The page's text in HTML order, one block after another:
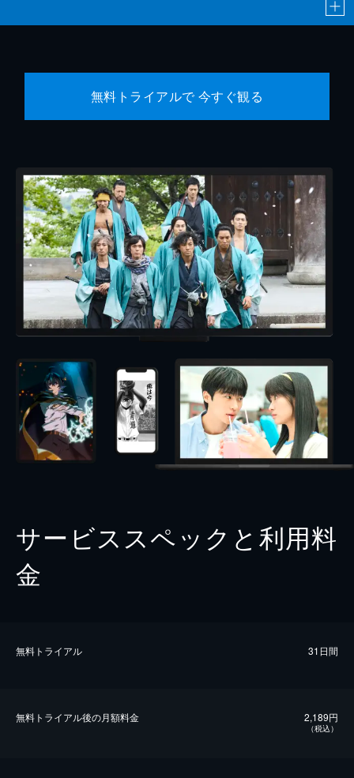
無料トライアルで 今すぐ観る
サービススペックと利用料
金
無料トライアル 31日間
無料トライアル後の⽉額料金 2,189円
（税込）